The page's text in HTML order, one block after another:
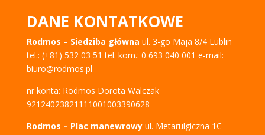
DANE KONTATKOWE
Rodmos – Siedziba główna ul. 3-go Maja 8/4 Lublin
tel.: (+81) 532 03 51 tel. kom.: 0 693 040 001 e-mail:
biuro@rodmos.pl
nr konta: Rodmos Dorota Walczak
92124023821111001003390628
Rodmos – Plac manewrowyul. Metarulgiczna 1C